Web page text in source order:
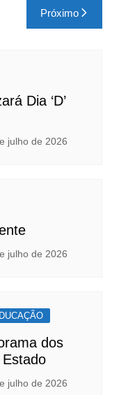
Próximo
Dia ‘D’
julho de 2026
julho de 2026
dos
julho de 2026